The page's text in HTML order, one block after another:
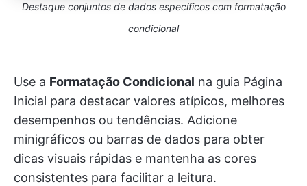
Destaque conjuntos de dados específicos com formatação
condicional
Use a Formatação Condicional na guia Página
Inicial para destacar valores atípicos, melhores
desempenhos ou tendências. Adicione
minigráficos ou barras de dados para obter
dicas visuais rápidas e mantenha as cores
consistentes para facilitar a leitura.